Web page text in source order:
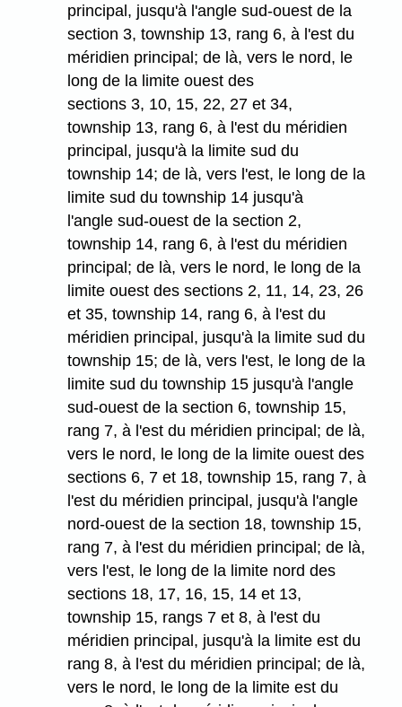
principal, jusqu'à l'angle sud-ouest de la
section 3, township 13, rang 6, à l'est du
méridien principal; de là, vers le nord, le
long de la limite ouest des
sections 3, 10, 15, 22, 27 et 34,
township 13, rang 6, à l'est du méridien
principal, jusqu'à la limite sud du
township 14; de là, vers l'est, le long de la
limite sud du township 14 jusqu'à
l'angle sud-ouest de la section 2,
township 14, rang 6, à l'est du méridien
principal; de là, vers le nord, le long de la
limite ouest des sections 2, 11, 14, 23, 26
et 35, township 14, rang 6, à l'est du
méridien principal, jusqu'à la limite sud du
township 15; de là, vers l'est, le long de la
limite sud du township 15 jusqu'à l'angle
sud-ouest de la section 6, township 15,
rang 7, à l'est du méridien principal; de là,
vers le nord, le long de la limite ouest des
sections 6, 7 et 18, township 15, rang 7, à
l'est du méridien principal, jusqu'à l'angle
nord-ouest de la section 18, township 15,
rang 7, à l'est du méridien principal; de là,
vers l'est, le long de la limite nord des
sections 18, 17, 16, 15, 14 et 13,
township 15, rangs 7 et 8, à l'est du
méridien principal, jusqu'à la limite est du
rang 8, à l'est du méridien principal; de là,
vers le nord, le long de la limite est du